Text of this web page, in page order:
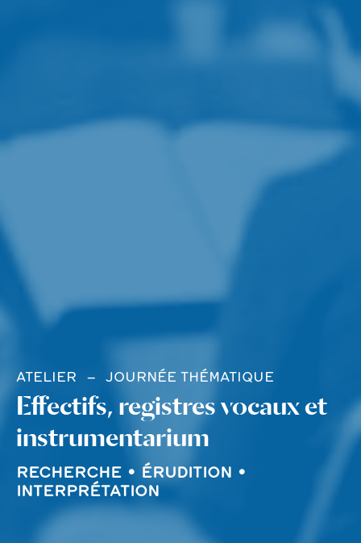
ATELIER JOURNÉE THÉMATIQUE
Effectifs, registres vocaux et
instrumentarium
RECHERCHE • ÉRUDITION •
INTERPRÉTATION